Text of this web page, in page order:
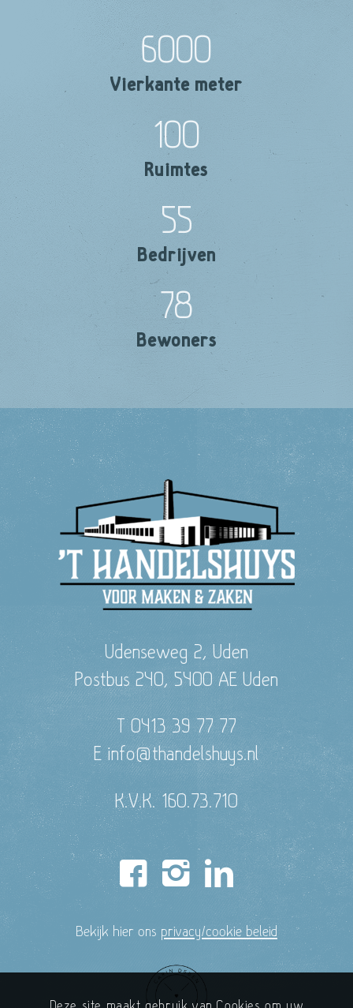
6000
Vierkante meter
100
Ruimtes
55
Bedrijven
78
Bewoners
Udenseweg 2, Uden
Postbus 240, 5400 AE Uden
T 0413 39 77 77
E info@thandelshuys.nl
K.V.K. 160.73.710
Bekijk hier ons privacy/cookie beleid